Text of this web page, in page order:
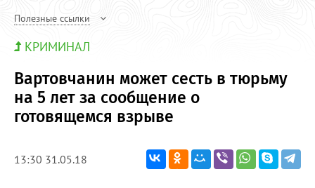
Полезные ссылки
КРИМИНАЛ
Вартовчанин может сесть в тюрьму
на 5 лет за сообщение о
готовящемся взрыве
13:30 31.05.18